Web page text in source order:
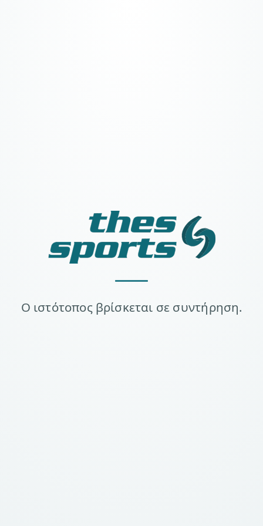
Ο ιστότοπος βρίσκεται σε συντήρηση.